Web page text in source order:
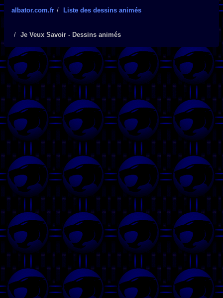
albator.com.fr Liste des dessins animés
Je Veux Savoir - Dessins animés